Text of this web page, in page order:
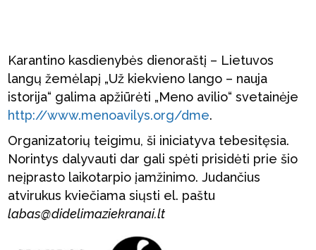
Karantino kasdienybės dienoraštį – Lietuvos
langų žemėlapį „Už kiekvieno lango – nauja
istorija“ galima apžiūrėti „Meno avilio“ svetainėje
http://www.menoavilys.org/dme.
Organizatorių teigimu, ši iniciatyva tebesitęsia.
Norintys dalyvauti dar gali spėti prisidėti prie šio
neįprasto laikotarpio įamžinimo. Judančius
atvirukus kviečiama siųsti el. paštu
labas@didelimaziekranai.lt